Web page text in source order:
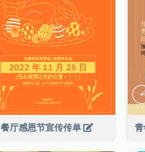
餐厅感恩节宣传传单